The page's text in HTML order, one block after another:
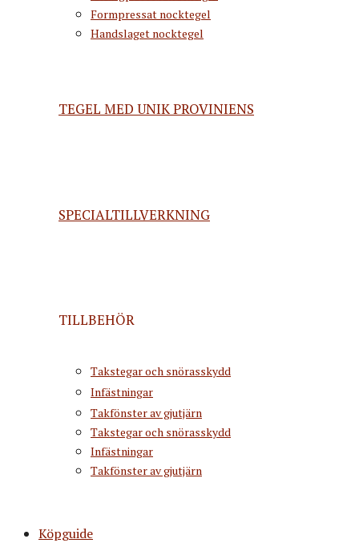
Formpressat nocktegel
Handslaget nocktegel
TEGEL MED UNIK PROVINIENS
SPECIALTILLVERKNING
TILLBEHÖR
Takstegar och snörasskydd
Infästningar
Takfönster av gjutjärn
Takstegar och snörasskydd
Infästningar
Takfönster av gjutjärn
Köpguide